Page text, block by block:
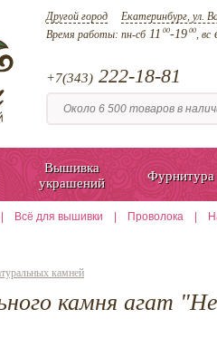
Другой город Екатеринбург, ул.
Время работы: пн-сб11 00-19 00, вс
+7(343) 222-18-81
Вышивка
украшений
Фурнитура
Всё для вышивки Проволока
камней
камня агат